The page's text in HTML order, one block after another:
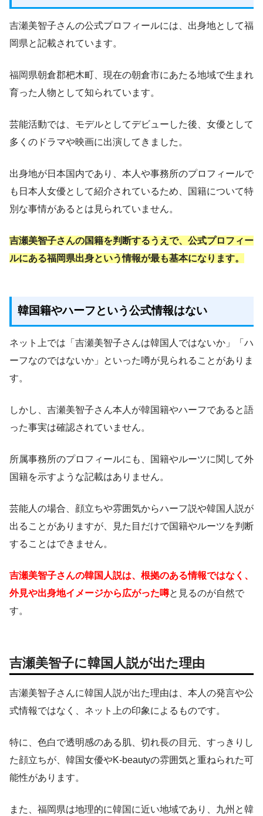
吉瀬美智子さんの公式プロフィールには、出身地として福
岡県と記載されています。
福岡県朝倉郡杷木町、現在の朝倉市にあたる地域で生まれ
育った人物として知られています。
芸能活動では、モデルとしてデビューした後、女優として
多くのドラマや映画に出演してきました。
出身地が日本国内であり、本人や事務所のプロフィールで
も日本人女優として紹介されているため、国籍について特
別な事情があるとは見られていません。
吉瀬美智子さんの国籍を判断するうえで、公式プロフィー
ルにある福岡県出身という情報が最も基本になります。
韓国籍やハーフという公式情報はない
ネット上では「吉瀬美智子さんは韓国人ではないか」「ハ
ーフなのではないか」といった噂が見られることがありま
す。
しかし、吉瀬美智子さん本人が韓国籍やハーフであると語
った事実は確認されていません。
所属事務所のプロフィールにも、国籍やルーツに関して外
国籍を示すような記載はありません。
芸能人の場合、顔立ちや雰囲気からハーフ説や韓国人説が
出ることがありますが、見た目だけで国籍やルーツを判断
することはできません。
吉瀬美智子さんの韓国人説は、根拠のある情報ではなく、
外見や出身地イメージから広がった噂と見るのが自然で
す。
吉瀬美智子に韓国人説が出た理由
吉瀬美智子さんに韓国人説が出た理由は、本人の発言や公
式情報ではなく、ネット上の印象によるものです。
特に、色白で透明感のある肌、切れ長の目元、すっきりし
た顔立ちが、韓国女優やK-beautyの雰囲気と重ねられた可
能性があります。
また、福岡県は地理的に韓国に近い地域であり、九州と韓